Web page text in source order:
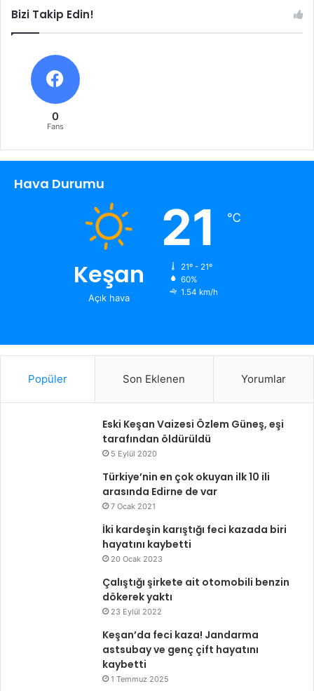
Bizi Takip Edin!
0
Fans
Hava Durumu
Keşan
Açık hava
21 ℃
21º - 21º
60%
1.54 km/h
Popüler Son Eklenen Yorumlar
Eski Keşan Vaizesi Özlem Güneş, eşi
tarafından öldürüldü
5 Eylül 2020
Türkiye’nin en çok okuyan ilk 10 ili
arasında Edirne de var
7 Ocak 2021
İki kardeşin karıştığı feci kazada biri
hayatını kaybetti
20 Ocak 2023
Çalıştığı şirkete ait otomobili benzin
dökerek yaktı
23 Eylül 2022
Keşan’da feci kaza! Jandarma
astsubay ve genç çift hayatını
kaybetti
1 Temmuz 2025